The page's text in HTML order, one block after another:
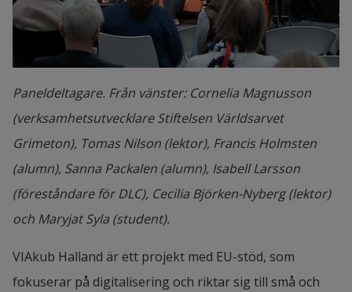
Paneldeltagare. Från vänster: Cornelia Magnusson
(verksamhetsutvecklare Stiftelsen Världsarvet
Grimeton), Tomas Nilson (lektor), Francis Holmsten
(alumn), Sanna Packalen (alumn), Isabell Larsson
(föreståndare för DLC), Cecilia Björken-Nyberg (lektor)
och Maryjat Syla (student).
VIAkub Halland är ett projekt med EU-stöd, som
fokuserar på digitalisering och riktar sig till små och